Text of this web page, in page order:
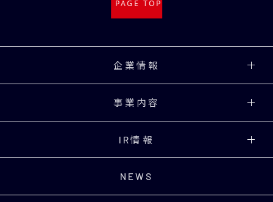
62) サマリウム (Sm)
63) ユウロピウム (Eu)
64) ガドリニウム (Gd)
65) テルビウム (Tb)
企業情報
事業内容
IR情報
NEWS